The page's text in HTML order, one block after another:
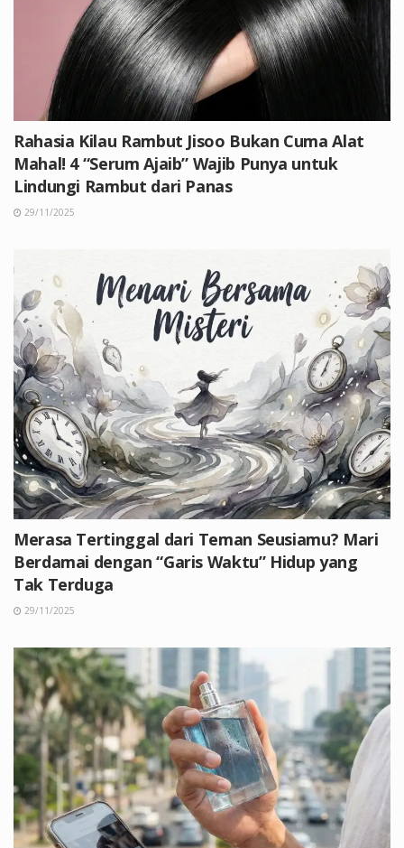
Rahasia Kilau Rambut Jisoo Bukan Cuma Alat
Mahal! 4 “Serum Ajaib” Wajib Punya untuk
Lindungi Rambut dari Panas
29/11/2025
Merasa Tertinggal dari Teman Seusiamu? Mari
Berdamai dengan “Garis Waktu” Hidup yang
Tak Terduga
29/11/2025